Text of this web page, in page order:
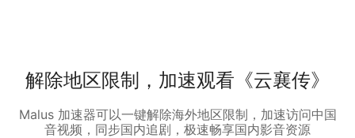
解除地区限制，加速观看《云襄传》
Malus 加速器可以一键解除海外地区限制，加速访问中国
音视频，同步国内追剧，极速畅享国内影音资源